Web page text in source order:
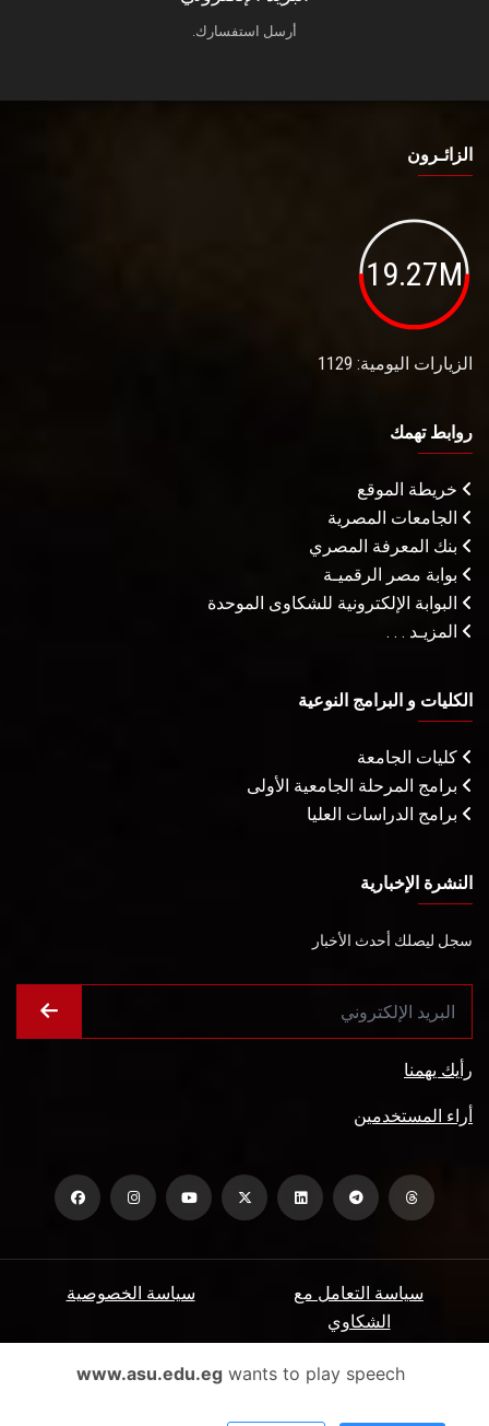
أرسل استفسارك.
الزائـرون
19.27M
الزيارات اليومية: 1129
روابط تهمك
خريطة الموقع
الجامعات المصرية
بنك المعرفة المصري
بوابة مصر الرقميـة
البوابة الإلكترونية للشكاوى الموحدة
المزيـد . . .
الكليات و البرامج النوعية
كليات الجامعة
برامج المرحلة الجامعية الأولى
برامج الدراسات العليا
النشرة الإخبارية
سجل ليصلك أحدث الأخبار
رأيك يهمنا
أراء المستخدمين
سياسة الخصوصية
سياسة التعامل مع
الشكاوي
الأسئلة الشائعة ميثاق المتعاملين www.asu.edu.egwants to play speech